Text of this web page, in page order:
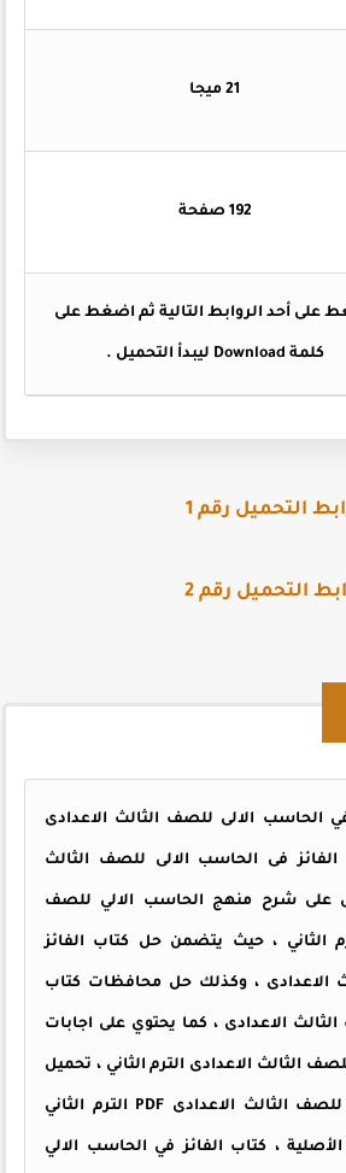
192 صفحة
أحد الروابط التالية ثم اضغط على
كلمة Download ليبدأ التحميل .
التحميل رقم 1
التحميل رقم 2
الالى للصف الثالث الاعدادى
فى الحاسب الالى للصف الثالث
على شرح منهج الحاسب الالي للصف
الثاني ، حيث يتضمن حل كتاب الفائز
الاعدادى ، وكذلك حل محافظات كتاب
الاعدادى ، كما يحتوي على اجابات
الثالث الاعدادى الترم الثاني ، تحميل
كتاب الفائز كمبيوتر للصف الثالث الاعدادى PDF الترم الثاني
، كتاب الفائز في الحاسب الالي